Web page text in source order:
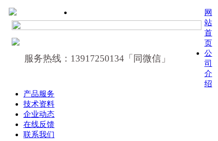
服务热线：13917250134「同微信」
网
站
首
页
公
司
介
绍
产品服务
技术资料
企业动态
在线反馈
联系我们